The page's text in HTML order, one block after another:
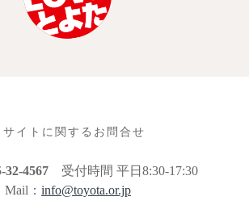
サイトに関するお問合せ
32-4567受付時間 平日8:30-17:30
Mail： info@toyota.or.jp